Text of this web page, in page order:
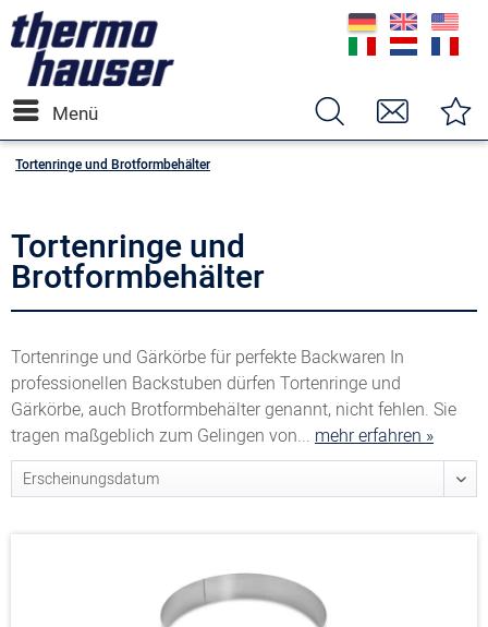
Menü
Tortenringe und Brotformbehälter
Tortenringe und
Brotformbehälter
Tortenringe und Gärkörbe für perfekte Backwaren In
professionellen Backstuben dürfen Tortenringe und
Gärkörbe, auch Brotformbehälter genannt, nicht fehlen. Sie
tragen maßgeblich zum Gelingen von... mehr erfahren »